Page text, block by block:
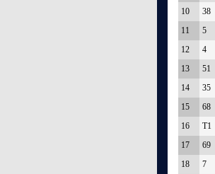
10
38
11
5
12
4
13
51
14
35
15
68
16
T1
17
69
18
7